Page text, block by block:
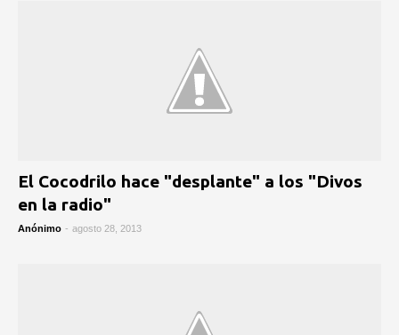
El Cocodrilo hace "desplante" a los "Divos
en la radio"
Anónimo - agosto 28, 2013